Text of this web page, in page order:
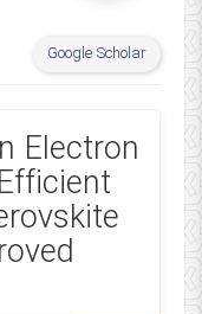
Google Scholar
Electron